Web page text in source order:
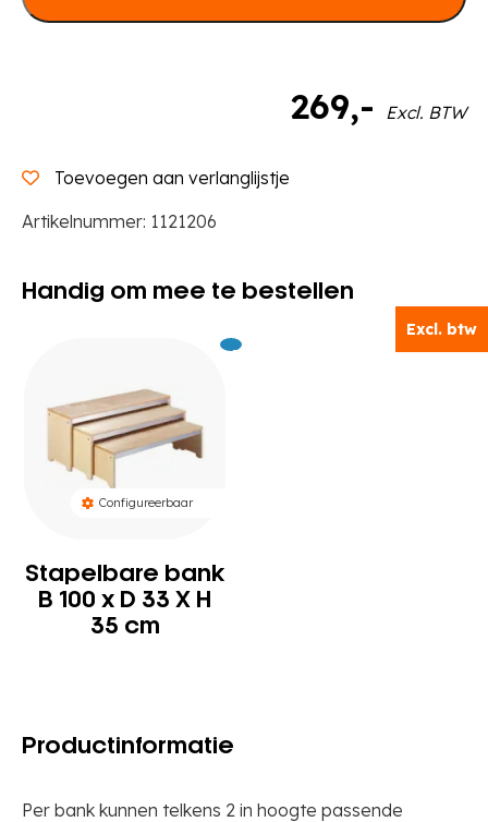
Excl. btw
cm
Toevoegen aan verlanglijstje
Artikelnummer: 1121206
269,- Excl. BTW
Handig om mee te bestellen
Configureerbaar
Stapelbare bank
B 100 x D 33 X H
35 cm
Excl.
Productinformatie
Per bank kunnen telkens 2 in hoogte passende